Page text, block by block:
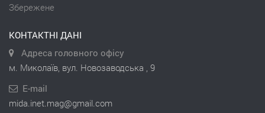
Збережене
КОНТАКТНІ ДАНІ
Адреса головного офісу
м. Миколаїв, вул. Новозаводська , 9
E-mail
mida.inet.mag@gmail.com